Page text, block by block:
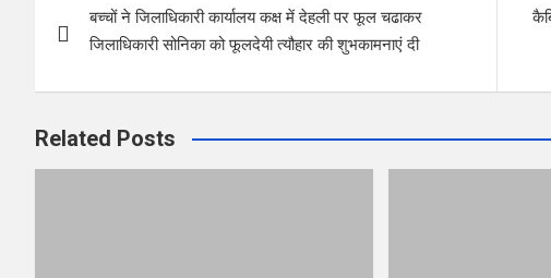
o
o
k
A
p
p
t
navigation
बच्चों ने जिलाधिकारी कार्यालय कक्ष में देहली पर फूल चढाकर
जिलाधिकारी सोनिका को फूलदेयी त्यौहार की शुभकामनाएं दी
Related Posts